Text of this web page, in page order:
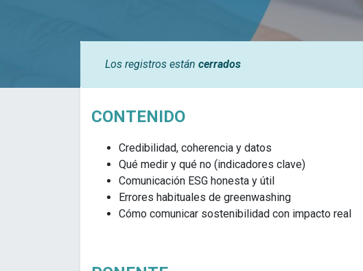
Los registros están cerrados
CONTENIDO
Credibilidad, coherencia y datos
Qué medir y qué no (indicadores clave)
Comunicación ESG honesta y útil
Errores habituales de greenwashing
Cómo comunicar sostenibilidad con impacto real